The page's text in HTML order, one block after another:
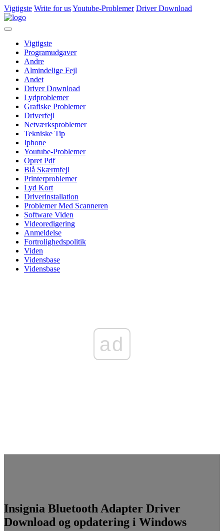
Vigtigste Write for usYoutube-Problemer Driver Download
Vigtigste
Programudgaver
Andre
Almindelige Fejl
Andet
Driver Download
Lydproblemer
Grafiske Problemer
Driverfejl
Netværksproblemer
Tekniske Tip
Iphone
Youtube-Problemer
Opret Pdf
Blå Skærmfejl
Printerproblemer
Lyd Kort
Driverinstallation
Problemer Med Scanneren
Software Viden
Videoredigering
Anmeldelse
Fortrolighedspolitik
Viden
Vidensbase
Vidensbase
ad
Insignia Bluetooth Adapter Driver
Download og opdatering i Windows